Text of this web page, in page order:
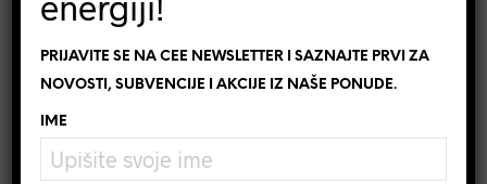
Besplatna dostava
(osim za kategoriju pločice)
Mogućnost povratau roku 14 dana
PRIJAVITE SE NA CEE NEWSLETTER I SAZNAJTE PRVI ZA
NOVOSTI, SUBVENCIJE I AKCIJE IZ NAŠE PONUDE.
IME